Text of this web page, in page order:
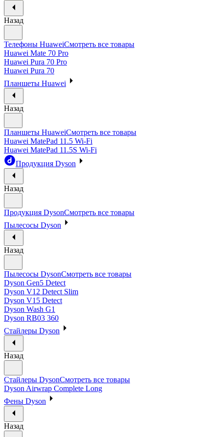
Назад
Телефоны HuaweiСмотреть все товары
Huawei Mate 70 Pro
Huawei Pura 70 Pro
Huawei Pura 70
Планшеты Huawei
Назад
Планшеты HuaweiСмотреть все товары
Huawei MatePad 11.5 Wi-Fi
Huawei MatePad 11.5S Wi-Fi
Продукция Dyson
Назад
Продукция DysonСмотреть все товары
Пылесосы Dyson
Назад
Пылесосы DysonСмотреть все товары
Dyson Gen5 Detect
Dyson V12 Detect Slim
Dyson V15 Detect
Dyson Wash G1
Dyson RB03 360
Стайлеры Dyson
Назад
Стайлеры DysonСмотреть все товары
Dyson Airwrap Complete Long
Фены Dyson
Назад